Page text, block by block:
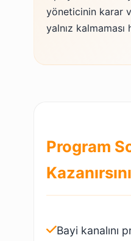
yöneticinin karar
yalnız kalmaması
Program
Bayi kanalını